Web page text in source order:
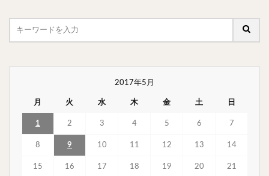
2017年5月
月 火 水 木 金 土 日
1 2 3 4 5 6 7
8 9 10 11 12 13 14
15 16 17 18 19 20 21